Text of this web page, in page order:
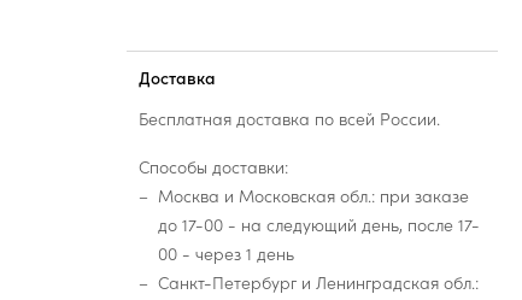
Доставка
Бесплатная доставка по всей России.
Способы доставки:
Москва и Московская обл.: при заказе
до 17-00 - на следующий день, после 17-
00 - через 1 день
Санкт-Петербург и Ленинградская обл.: